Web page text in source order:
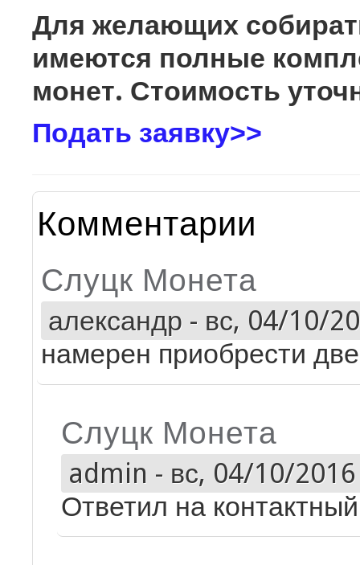
Для желающих
имеются полные
монет. Стоимость
Подать заявку>>
Комментарии
Слуцк Монета
александр - вс, 04/10/
намерен приобрести
Слуцк Монета
admin - вс, 04/10/
Ответил на